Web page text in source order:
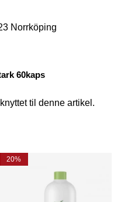
Norrköping
60kaps
til denne artikel.
20%